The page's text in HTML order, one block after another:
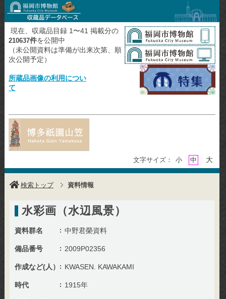
現在、収蔵品目録 1〜41 掲載分の
210637件を公開中
（未公開資料は準備が出来次第、順
次公開予定）
所蔵品画像の利用につい
て
文字サイズ： 小 中 大
検索トップ 資料情報
水彩画（水辺風景）
資料群名 中野君榮資料
備品番号 2009P02356
作成など(人） KWASEN. KAWAKAMI
時代 1915年